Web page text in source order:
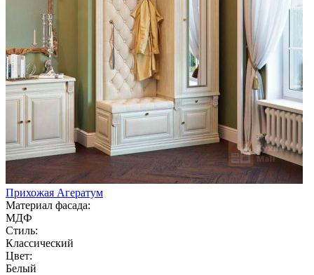
Прихожая Агератум
Материал фасада:
МДФ
Стиль:
Классический
Цвет:
Белый